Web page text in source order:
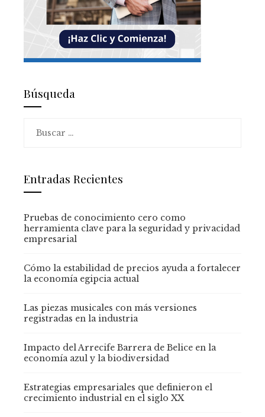
Búsqueda
Entradas Recientes
Pruebas de conocimiento cero como
herramienta clave para la seguridad y privacidad
empresarial
Cómo la estabilidad de precios ayuda a fortalecer
la economía egipcia actual
Las piezas musicales con más versiones
registradas en la industria
Impacto del Arrecife Barrera de Belice en la
economía azul y la biodiversidad
Estrategias empresariales que definieron el
crecimiento industrial en el siglo XX